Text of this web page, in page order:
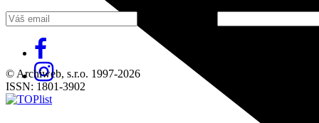
© Archiweb, s.r.o. 1997-2026
ISSN: 1801-3902